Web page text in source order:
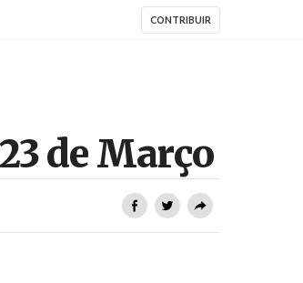
CONTRIBUIR
de Março